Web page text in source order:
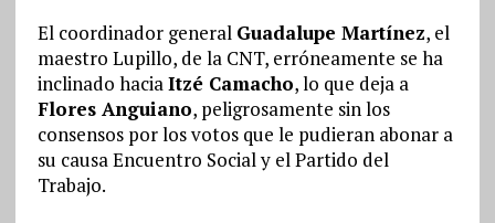
El coordinador general Guadalupe Martínez, el
maestro Lupillo, de la CNT, erróneamente se ha
inclinado haciaItzé Camacho, lo que deja a
Flores Anguiano, peligrosamente sin los
consensos por los votos que le pudieran abonar a
su causa Encuentro Social y el Partido del
Trabajo.